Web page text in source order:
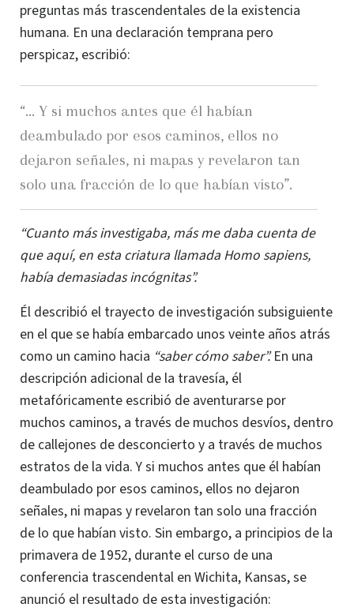
preguntas más trascendentales de la existencia
humana. En una declaración temprana pero
perspicaz, escribió:
“... Y si muchos antes que él habían
deambulado por esos caminos, ellos no
dejaron señales, ni mapas y revelaron tan
solo una fracción de lo que habían visto”.
“Cuanto más investigaba, más me daba cuenta de
que aquí, en esta criatura llamada Homo sapiens,
había demasiadas incógnitas”.
Él describió el trayecto de investigación subsiguiente
en el que se había embarcado unos veinte años atrás
como un camino hacia “saber cómo saber”.En una
descripción adicional de la travesía, él
metafóricamente escribió de aventurarse por
muchos caminos, a través de muchos desvíos, dentro
de callejones de desconcierto y a través de muchos
estratos de la vida.Y si muchos antes que él habían
deambulado por esos caminos, ellos no dejaron
señales, ni mapas y revelaron tan solo una fracción
de lo que habían visto. Sin embargo, a principios de la
primavera de 1952, durante el curso de una
conferencia trascendental en Wichita, Kansas, se
anunció el resultado de esta investigación: